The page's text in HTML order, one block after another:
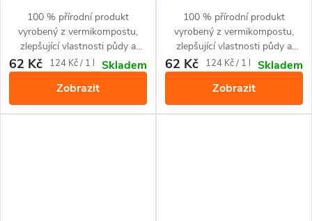
100 % přírodní produkt
vyrobený z vermikompostu,
zlepšující vlastnosti půdy a
obohacující půdu o živiny.
Zajišťuje krásnou barvu květů.
Je určený pro použití při
pěstování všech druhů
62 Kč
Měrná
124 Kč / 1 l
Skladem
Zobrazit
100 % přírodní produkt
vyrobený z vermikompostu,
zlepšující vlastnosti půdy a
obohacující půdu o živiny,
Zajišťuje kvetení několikrát do
roka a krásnou barvu květů. Pro
všechny druhy orchidejí.
62 Kč
Měrná
124 Kč / 1 l
Skladem
Zobrazit